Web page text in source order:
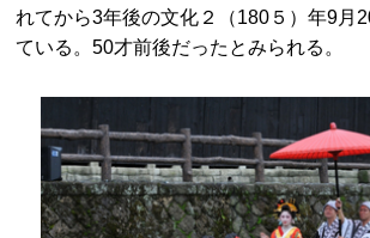
れてから3年後の文化２（180５）年9月
ている。50才前後だったとみられる。